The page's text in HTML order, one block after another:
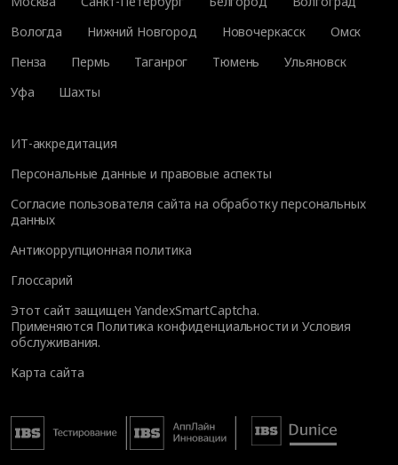
Вологда
Нижний Новгород Новочеркасск
Омск
Пенза
Пермь Таганрог Тюмень
Ульяновск
Уфа
Шахты
ИТ-аккредитация
Персональные данные и правовые аспекты
Согласие пользователя сайта на обработку персональных
данных
Антикоррупционная политика
Глоссарий
Этот сайт защищен YandexSmartCaptcha.
Применяются Политика конфиденциальности иУсловия
обслуживания.
Карта сайта